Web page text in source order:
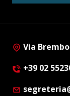
Via
+39 02